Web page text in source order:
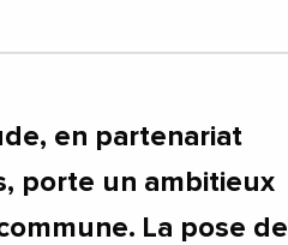
en partenariat
porte un ambitieux
La pose de